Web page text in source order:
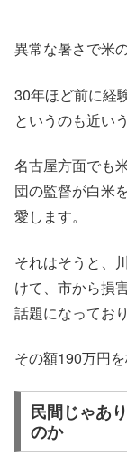
異常な暑さで米
30年ほど前に経
というのも近い
名古屋方面でも
団の監督が白米
愛します。
それはそうと、
けて、市から損
話題になっており
その額190万円
民間じゃあ
のか